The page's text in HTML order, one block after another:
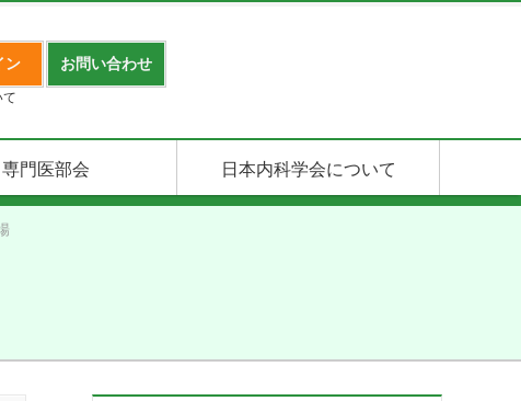
お問い合わせ
ン
専門医部会 日本内科学会について